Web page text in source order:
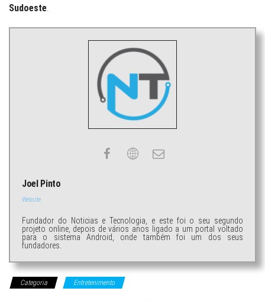
Sudoeste.
Joel Pinto
Website
Fundador do Noticias e Tecnologia, e este foi o seu segundo
projeto online, depois de vários anos ligado a um portal voltado
para o sistema Android, onde também foi um dos seus
fundadores.
Categoria Entretenimento